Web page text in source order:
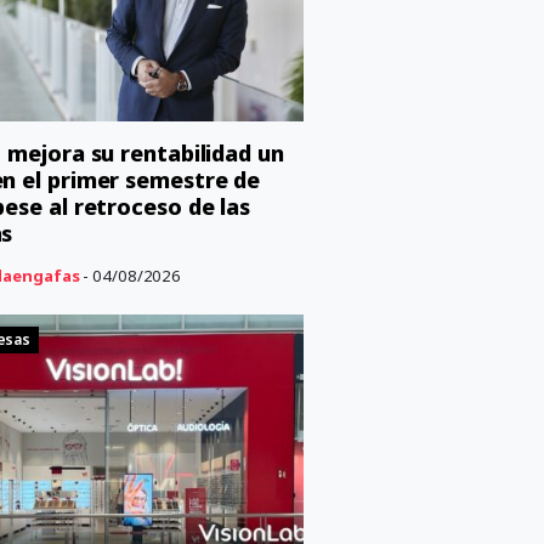
mejora su rentabilidad un
el primer semestre de
al retroceso de las
- 04/08/2026